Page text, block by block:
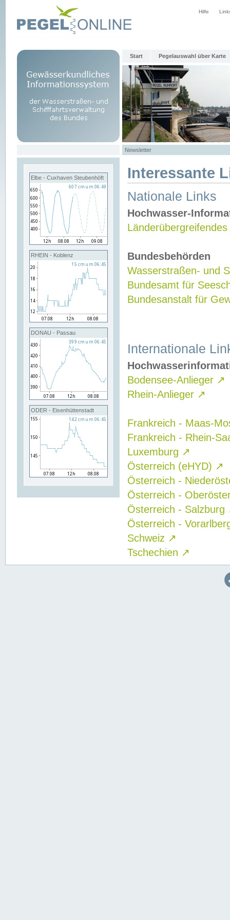
Hilfe
Start Pegelauswahl über Karte
Newsletter
Elbe - Cuxhaven Steubenhöft
RHEIN - Koblenz
DONAU - Passau
ODER - Eisenhüttenstadt
Interessante
Nationale Links
Hochwasser-
Bundesbehörden
Wasserstraßen- und
Bundesamt für
Bundesanstalt für
Internationale
Bodensee-Anlieger ↗
Rhein-Anlieger ↗
Frankreich - Maas-
Frankreich - Rhein-
Luxemburg ↗
Österreich (eHYD) ↗
Österreich -
Österreich -
Österreich - Salzburg
Österreich -
Schweiz ↗
Tschechien ↗